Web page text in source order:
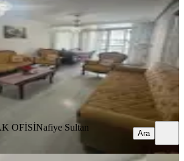
Yeşilyurt Mahallesi
·150 m² 2. Kat·01.08.2026
₺
OFİSİNafiye Sultan Nasırlıoğlu
OFİSİNafiye Sultan
Ara